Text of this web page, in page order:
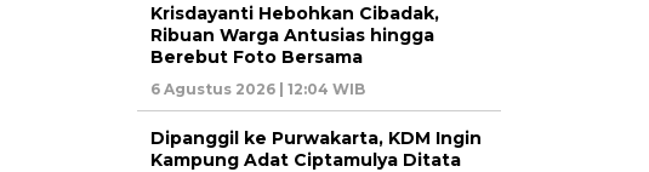
Krisdayanti Hebohkan Cibadak,
Ribuan Warga Antusias hingga
Berebut Foto Bersama
6 Agustus 2026 | 12:04 WIB
Dipanggil ke Purwakarta, KDM Ingin
Kampung Adat Ciptamulya Ditata